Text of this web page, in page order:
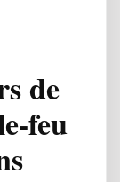
de
feu